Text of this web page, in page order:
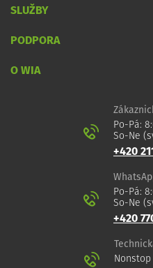
SLUŽBY
PODPORA
O WIA
Po-Pá:
So-Ne
+420
Po-Pá:
So-Ne
+420
Nonstop